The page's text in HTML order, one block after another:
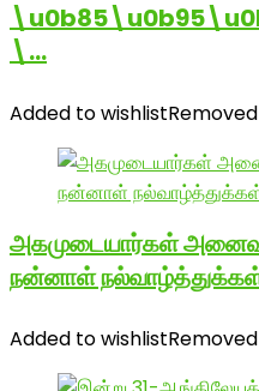
\…
Added to wishlist
அகமுடையார்கள்
நன்னாள்
Added to wishlist